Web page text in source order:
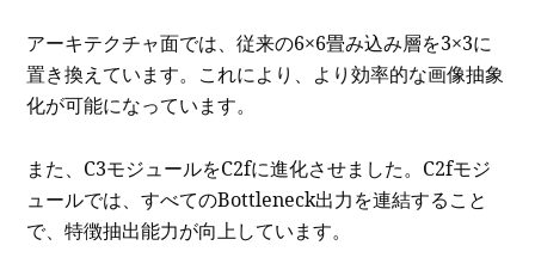
アーキテクチャ面では、従来の6×6畳み込み層を3×3に
置き換えています。これにより、より効率的な画像抽象
化が可能になっています。
また、C3モジュールをC2fに進化させました。C2fモジ
ュールでは、すべてのBottleneck出力を連結すること
で、特徴抽出能力が向上しています。